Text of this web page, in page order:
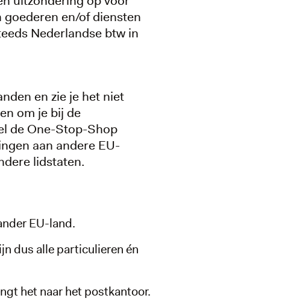
en/of diensten
Nederlandse btw in
en zie je het niet
om je bij de
de One-Stop-Shop
aan andere EU-
lidstaten.
EU-land.
dus alle particulieren én
het naar het postkantoor.